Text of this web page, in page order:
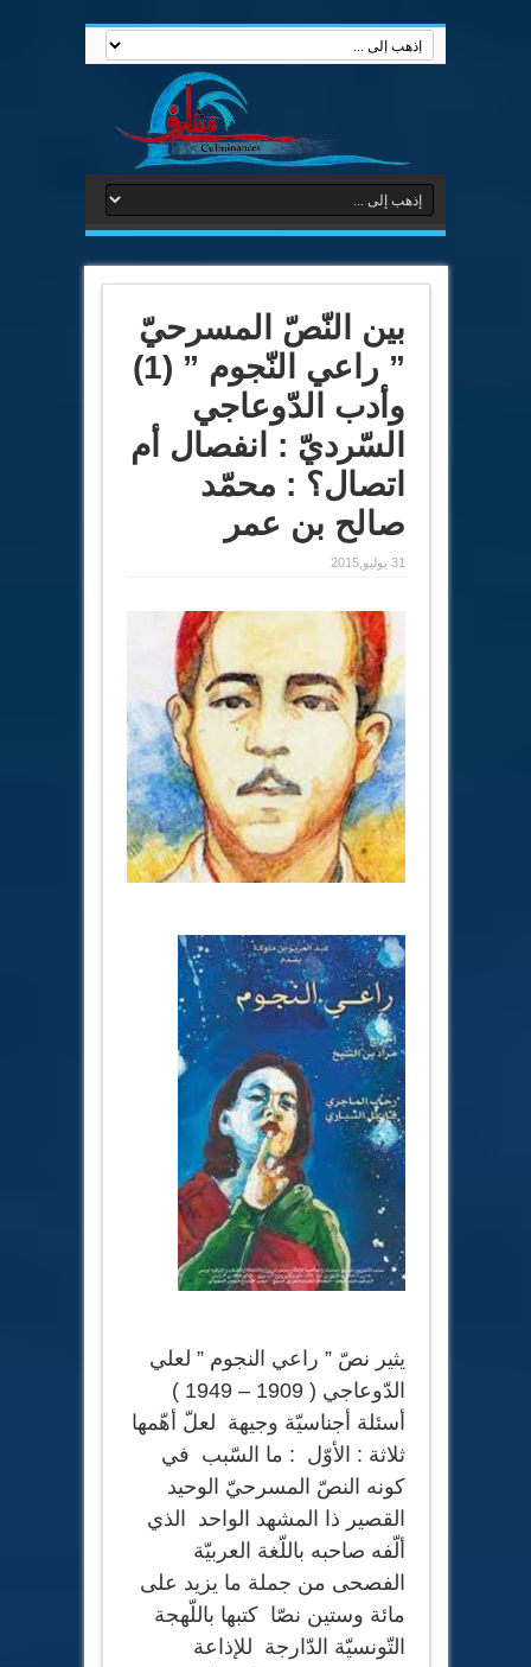
بين النّصّ المسرحيّ
” راعي النّجوم ” (1)
وأدب الدّوعاجي
السّرديّ : انفصال أم
اتصال؟ : محمّد
صالح بن عمر
31 يوليو,2015
يثير نصّ ” راعي النجوم ” لعلي
الدّوعاجي ( 1909 – 1949 )
أسئلة أجناسيّة وجيهة لعلّ أهّمها
ثلاثة : الأوّل : ما السّبب في
كونه النصّ المسرحيّ الوحيد
القصير ذا المشهد الواحد الذي
ألّفه صاحبه باللّغة العربيّة
الفصحى من جملة ما يزيد على
مائة وستين نصّا كتبها باللّهجة
التّونسيّة الدّارجة للإذاعة